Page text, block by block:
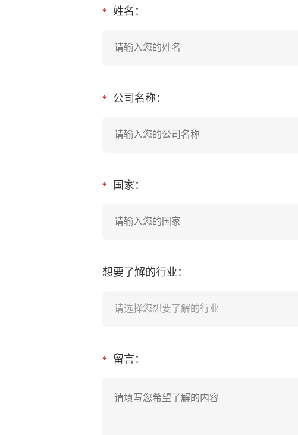
* 姓名：
* 公司名称：
* 国家：
想要了解的行业：
请选择您想要了解的行业
* 留言：